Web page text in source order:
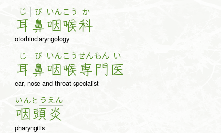
じ
耳
び
鼻
いん
咽
こ う
喉
か
科
otorhinolaryngology
じ
耳
び
鼻
いん
咽
こう
喉
せん
専
もん
門
い
医
ear, nose and throat specialist
いん
咽
と う
頭
え ん
炎
pharyngitis